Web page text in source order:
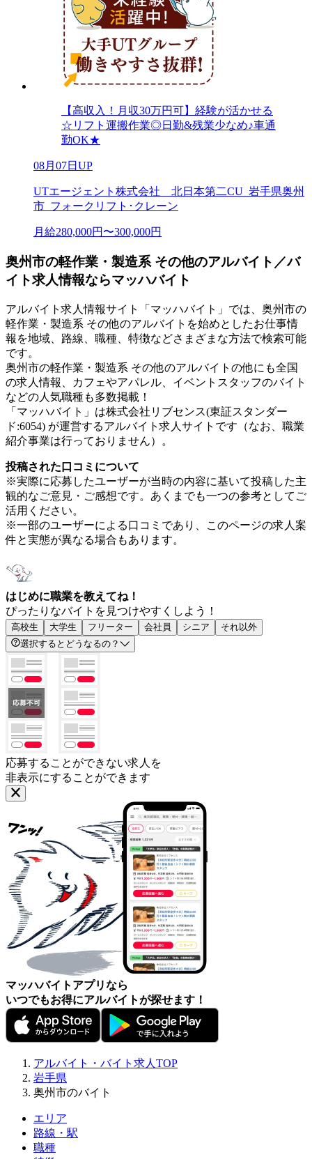
【高収入！月収30万円可】経験が活かせる
☆リフト運搬作業◎日勤&残業少なめ♪車通
勤OK★
08月07日UP
UTエージェント株式会社 北日本第二CU_岩手県奥州
市_フォークリフト･クレーン
月給280,000円〜300,000円
奥州市の軽作業・製造系 その他のアルバイト／バ
イト求人情報ならマッハバイト
アルバイト求人情報サイト「マッハバイト」では、奥州市の
軽作業・製造系 その他のアルバイトを始めとしたお仕事情
報を地域、路線、職種、特徴などさまざまな方法で検索可能
です。
奥州市の軽作業・製造系 その他のアルバイトの他にも全国
の求人情報、カフェやアパレル、イベントスタッフのバイト
などの人気職種も多数掲載！
「マッハバイト」は株式会社リブセンス(東証スタンダー
ド:6054) が運営するアルバイト求人サイトです（なお、職業
紹介事業は行っておりません）。
投稿された口コミについて
※実際に応募したユーザーが当時の内容に基いて投稿した主
観的なご意見・ご感想です。あくまでも一つの参考としてご
活用ください。
※一部のユーザーによる口コミであり、このページの求人案
件と実態が異なる場合もあります。
はじめに職業を教えてね！
ぴったりなバイトを見つけやすくしよう！
高校生 大学生 フリーター 会社員 シニア
それ以外
選択するとどうなるの？
応募することができない求人を
非表示にすることができます
マッハバイトアプリなら
いつでもお得にアルバイトが探せます！
アルバイト・バイト求人TOP
岩手県
奥州市のバイト
エリア
路線・駅
職種